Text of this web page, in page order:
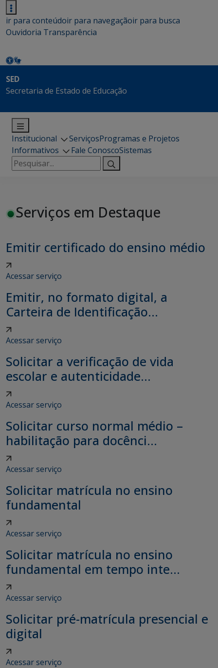
ir para conteúdoir para navegaçãoir para busca
Ouvidoria Transparência
SED
Secretaria de Estado de Educação
Institucional ServiçosProgramas e Projetos
Informativos
Fale ConoscoSistemas
Pesquisar
por:
Serviços em Destaque
Emitir certificado do ensino médio
Acessar serviço
Emitir, no formato digital, a
Carteira de Identificação...
Acessar serviço
Solicitar a verificação de vida
escolar e autenticidade...
Acessar serviço
Solicitar curso normal médio –
habilitação para docênci...
Acessar serviço
Solicitar matrícula no ensino
fundamental
Acessar serviço
Solicitar matrícula no ensino
fundamental em tempo inte...
Acessar serviço
Solicitar pré-matrícula presencial e
digital
Acessar serviço